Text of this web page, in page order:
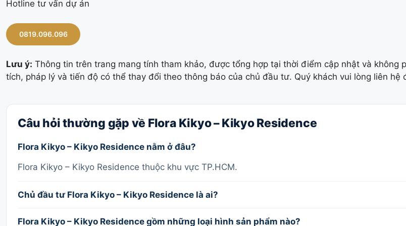
Hotline tư vấn dự án
0819.096.096
Lưu ý: Thông tin trên trang mang tính tham khảo, được tổng hợp tại thời điểm cập nhật và không
tích, pháp lý và tiến độ có thể thay đổi theo thông báo của chủ đầu tư. Quý khách vui lòng liên
Câu hỏi thường gặp về Flora Kikyo – Kikyo Residence
Flora Kikyo – Kikyo Residence nằm ở đâu?
Flora Kikyo – Kikyo Residence thuộc khu vực TP.HCM.
Chủ đầu tư Flora Kikyo – Kikyo Residence là ai?
Flora Kikyo – Kikyo Residence gồm những loại hình sản phẩm nào?